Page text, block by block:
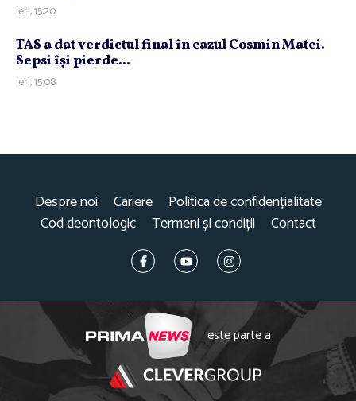
ieri, 15:20
TAS a dat verdictul final în cazul Cosmin Matei.
Sepsi îşi pierde...
ieri, 15:08
Despre noi Cariere
Politica de confidențialitate
Cod deontologic
Termeni și condiții Contact
este parte a